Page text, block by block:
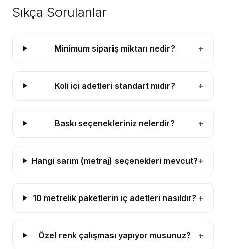
Sıkça Sorulanlar
Minimum sipariş miktarı nedir? +
Koli içi adetleri standart mıdır? +
Baskı seçenekleriniz nelerdir? +
Hangi sarım (metraj) seçenekleri mevcut?+
10 metrelik paketlerin iç adetleri nasıldır? +
Özel renk çalışması yapıyor musunuz? +